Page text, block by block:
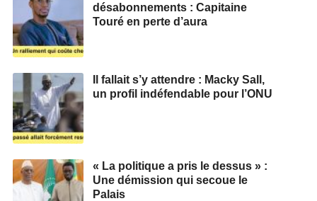
désabonnements : Capitaine
Touré en perte d’aura
Il fallait s’y attendre : Macky Sall,
un profil indéfendable pour l’ONU
« La politique a pris le dessus » :
Une démission qui secoue le
Palais